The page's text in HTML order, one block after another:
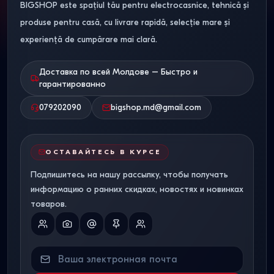
позвоночник анатомической поддержки.
Разница между
беспружинными системами
Анатомические блоки
независимых пружин
Основа современного ортопедического матраса —
блок независимых спиралей (плотность от 256 до 512
автономных пружин на один квадратный метр). Каждая
стальная пружина упакована в отдельный текстильный
чехол из спанбонда.
колебания. Когда один человек переворачивается во
BIGSHOP este spațiul tău pentru electrocasnice, tehnică și
produse pentru casă, cu livrare rapidă, selecție mare și
experiență de cumpărare mai clară.
Доставка по всей Молдове – Быстро и
гарантированно
079202090 bigshop.md@gmail.com
ОСТАВАЙТЕСЬ В КУРСЕ
Подпишитесь на нашу рассылку, чтобы получать
информацию о ранних скидках, новостях и новинках
товаров.